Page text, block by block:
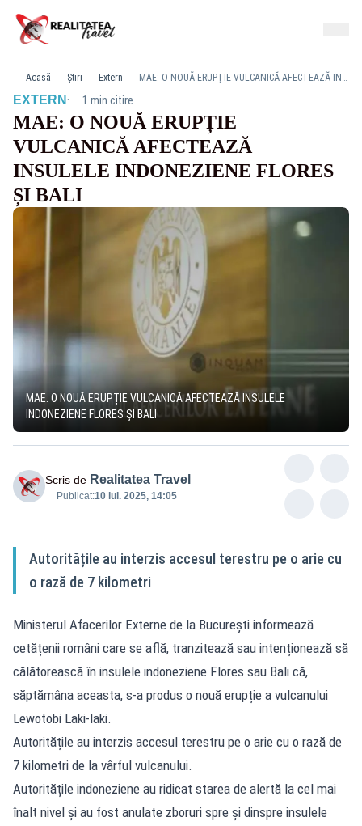
Acasă Știri Extern MAE: O NOUĂ ERUPȚIE VULCANICĂ AFECTEAZĂ INSULELE INDONEZIENE FLORES ȘI BALI
EXTERN · 1 min citire
MAE: O NOUĂ ERUPȚIE
VULCANICĂ AFECTEAZĂ
INSULELE INDONEZIENE FLORES
ȘI BALI
MAE: O NOUĂ ERUPȚIE VULCANICĂ AFECTEAZĂ INSULELE
INDONEZIENE FLORES ȘI BALI
Scris de Realitatea Travel
Publicat:10 iul. 2025, 14:05
Autoritățile au interzis accesul terestru pe o arie cu
o rază de 7 kilometri
Ministerul Afacerilor Externe de la București informează
cetățenii români care se află, tranzitează sau intenționează să
călătorească în insulele indoneziene Flores sau Bali că,
săptămâna aceasta, s-a produs o nouă erupție a vulcanului
Lewotobi Laki-laki.
Autoritățile au interzis accesul terestru pe o arie cu o rază de
7 kilometri de la vârful vulcanului.
Autoritățile indoneziene au ridicat starea de alertă la cel mai
înalt nivel și au fost anulate zboruri spre și dinspre insulele